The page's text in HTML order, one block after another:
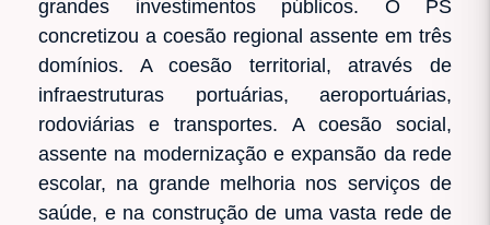
grandes investimentos públicos. O PS
concretizou a coesão regional assente em três
domínios. A coesão territorial, através de
infraestruturas portuárias, aeroportuárias,
rodoviárias e transportes. A coesão social,
assente na modernização e expansão da rede
escolar, na grande melhoria nos serviços de
saúde, e na construção de uma vasta rede de